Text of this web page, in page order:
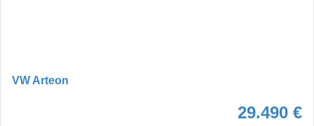
VW Arteon
29.490 €